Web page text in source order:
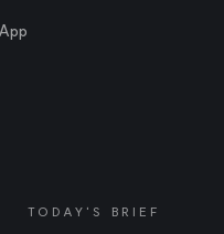
TODAY'S BRIEF